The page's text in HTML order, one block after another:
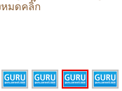
หมดคลิ๊ก